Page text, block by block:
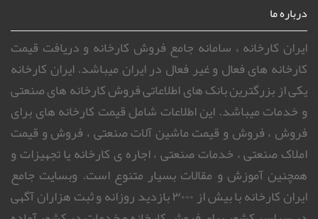
درباره ما
ایران کارخانه ، سامانه جامع فروش کارخانه و دریافت قیمت
کارخانه های فعال و غیر فعال در ایران میباشد. ایران کارخانه
یکی از بزرگترین بانک های اطلاعاتی فروش کارخانه های صنعتی
و خدمات میباشد. این اطلاعات شامل قیمت کارخانه های برای
فروش ، فروش و قیمت ماشین آلات صنعتی ، فروش و قیمت
املاک صنعتی ، خدمات صنعتی ، اجاره ی کارخانه یا تجهیزات و
همچنین آموزش و مقالات بسیار متنوع است. وبسایت جامع
ایران کارخانه با بیش از ۳۰۰۰ بازدید روزانه و ثبت هزاران آگهی